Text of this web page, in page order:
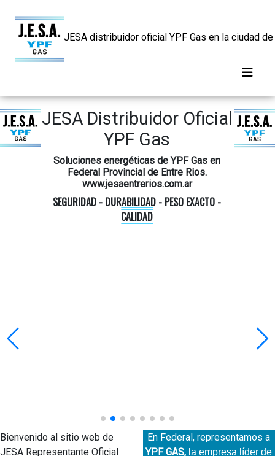
JESA distribuidor oficial YPF Gas en la ciudad
JESA Distribuidor Oficial
YPF Gas
Soluciones energéticas de YPF Gas en
Federal Provincial de Entre Rios.
www.jesaentrerios.com.ar
SEGURIDAD - DURABILIDAD - PESO EXACTO -
CALIDAD
Bienvenido al sitio web de
JESA Representante Oficial
En Federal, representamos a
YPF GAS, la empresa líder de